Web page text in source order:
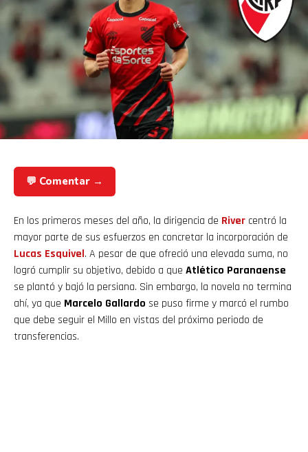
💬 Comentar →
En los primeros meses del año, la dirigencia de River centró la
mayor parte de sus esfuerzos en concretar la incorporación de
Lucas Esquivel. A pesar de que ofreció una elevada suma, no
logró cumplir su objetivo, debido a que Atlético Paranaense
se plantó y bajó la persiana. Sin embargo, la novela no termina
ahí, ya que Marcelo Gallardo se puso firme y marcó el rumbo
que debe seguir el Millo en vistas del próximo periodo de
transferencias.